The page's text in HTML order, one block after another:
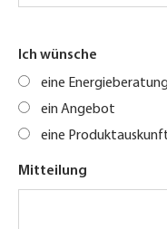
Ich wünsche
eine Energieberatung
ein Angebot
eine
Mitteilung